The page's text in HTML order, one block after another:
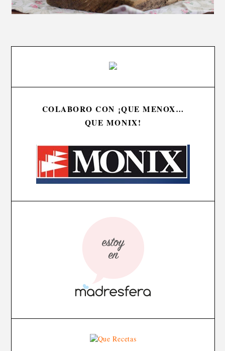
COLABORO CON ¡QUE MENOX…
QUE MONIX!